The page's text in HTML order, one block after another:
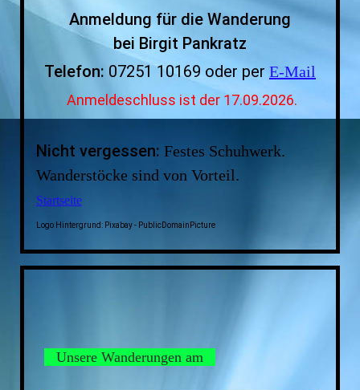
Anmeldung für die Wanderung
bei Birgit Pankratz
Telefon: 07251 10169 oder per E-Mail
Anmeldeschluss ist der 17.09.2026.
Nicht vergessen: Festes Schuhwerk.
Wanderstöcke sind von Vorteil.
Startseite
Logo Hintergrund: Pixabay - PublicDomainPicture
Unsere Wanderungen am